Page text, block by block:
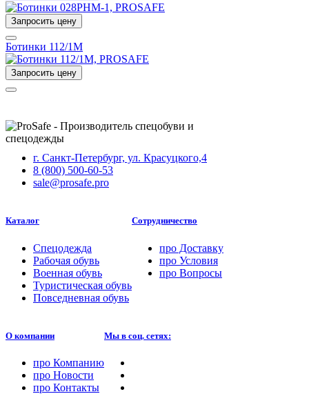
Запросить цену
Ботинки 112/1М
Запросить цену
г. Санкт-Петербург, ул. Красуцкого,4
8 (800) 500-60-53
sale@prosafe.pro
Каталог
Спецодежда
Рабочая обувь
Военная обувь
Туристическая обувь
Повседневная обувь
Сотрудничество
про Доставку
про Условия
про Вопросы
О компании
про Компанию
про Новости
про Контакты
Мы в соц. сетях: